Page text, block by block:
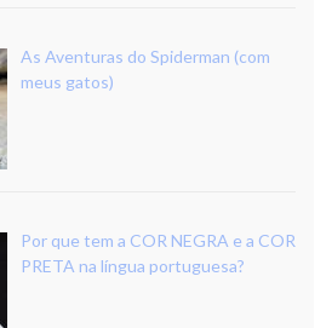
As Aventuras do Spiderman (com
meus gatos)
Por que tem a COR NEGRA e a COR
PRETA na língua portuguesa?